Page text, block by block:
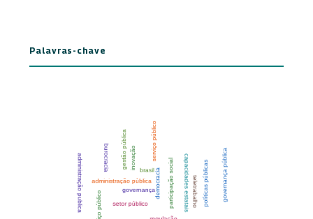
Palavras-chave